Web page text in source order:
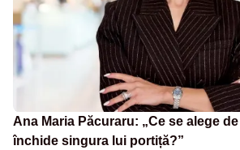
Ana Maria Păcuraru: „Ce se alege
închide singura lui portiță?”